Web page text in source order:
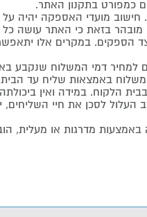
כמפורט בתקנון האתר.
מועדי האספקה יהיה על
מובהר בזאת כי האתר עושה
הספקים. במקרים אלו
דמי המשלוח שנקבע
באמצאות שליח עד
בבית הלקוח. במידה ואין
לסכן את חיי השליחים,
מדרגות או מעלית,